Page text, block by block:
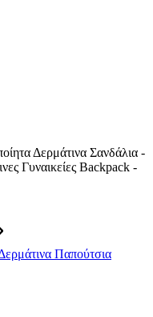
Δερμάτινα Σανδάλια -
Γυναικείες Backpack -
Παπούτσια